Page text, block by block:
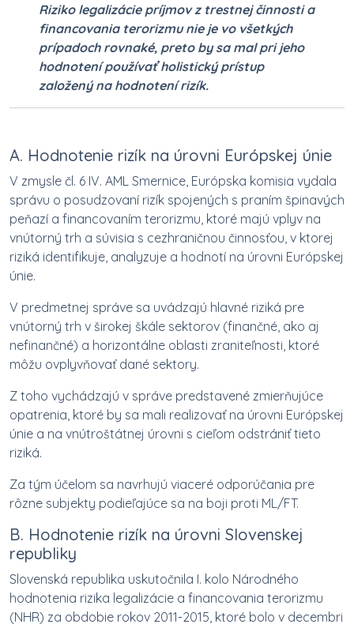
Riziko legalizácie príjmov z trestnej činnosti a
financovania terorizmu nie je vo všetkých
prípadoch rovnaké, preto by sa mal pri jeho
hodnotení používať holistický prístup
založený na hodnotení rizík.
A. Hodnotenie rizík na úrovni Európskej únie
V zmysle čl. 6 IV. AML Smernice, Európska komisia vydala
správu o posudzovaní rizík spojených s praním špinavých
peňazí a financovaním terorizmu, ktoré majú vplyv na
vnútorný trh a súvisia s cezhraničnou činnosťou, v ktorej
riziká identifikuje, analyzuje a hodnotí na úrovni Európskej
únie.
V predmetnej správe sa uvádzajú hlavné riziká pre
vnútorný trh v širokej škále sektorov (finančné, ako aj
nefinančné) a horizontálne oblasti zraniteľnosti, ktoré
môžu ovplyvňovať dané sektory.
Z toho vychádzajú v správe predstavené zmierňujúce
opatrenia, ktoré by sa mali realizovať na úrovni Európskej
únie a na vnútroštátnej úrovni s cieľom odstrániť tieto
riziká.
Za tým účelom sa navrhujú viaceré odporúčania pre
rôzne subjekty podieľajúce sa na boji proti ML/FT.
B. Hodnotenie rizík na úrovni Slovenskej
republiky
Slovenská republika uskutočnila I. kolo Národného
hodnotenia rizika legalizácie a financovania terorizmu
(NHR) za obdobie rokov 2011-2015, ktoré bolo v decembri